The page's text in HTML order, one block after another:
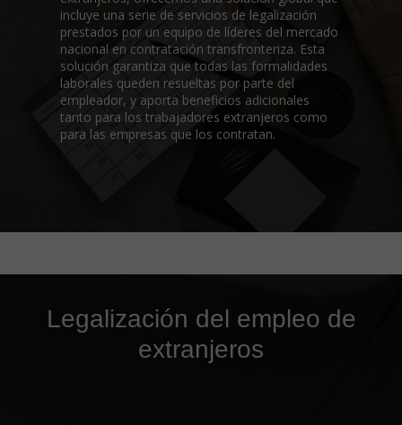
incluye una serie de servicios de legalización
prestados por un equipo de líderes del mercado
nacional en contratación transfronteriza. Esta
solución garantiza que todas las formalidades
laborales queden resueltas por parte del
empleador, y aporta beneficios adicionales
tanto para los trabajadores extranjeros como
para las empresas que los contratan.
Legalización del empleo de
extranjeros